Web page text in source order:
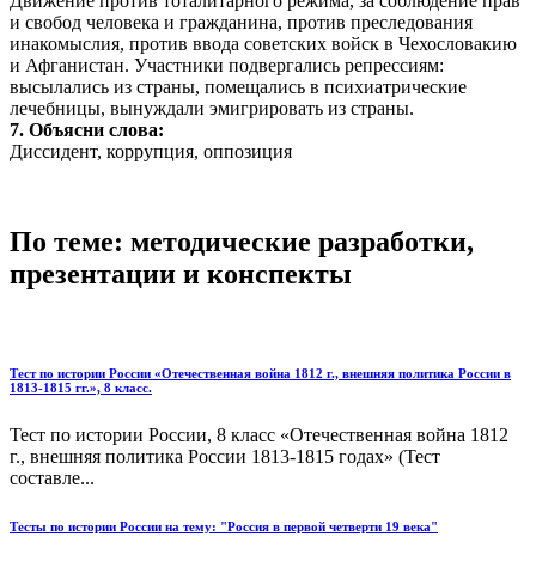
и свобод человека и гражданина, против преследования
инакомыслия, против ввода советских войск в Чехословакию
и Афганистан. Участники подвергались репрессиям:
высылались из страны, помещались в психиатрические
лечебницы, вынуждали эмигрировать из страны.
7. Объясни слова:
Диссидент, коррупция, оппозиция
По теме: методические разработки,
презентации и конспекты
Тест по истории России «Отечественная война 1812 г., внешняя политика России в
1813-1815 гг.», 8 класс.
Тест по истории России, 8 класс «Отечественная война 1812
г., внешняя политика России 1813-1815 годах» (Тест
составле...
Тесты по истории России на тему: "Россия в первой четверти 19 века"